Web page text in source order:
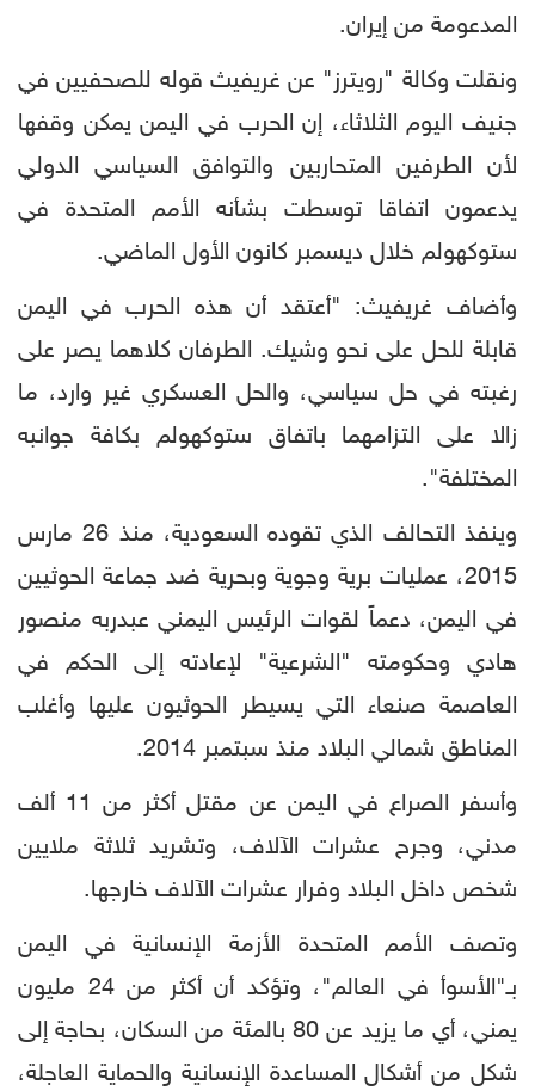
المدعومة من إيران.
ونقلت وكالة "رويترز" عن غريفيث قوله للصحفيين في
جنيف اليوم الثلاثاء، إن الحرب في اليمن يمكن وقفها
لأن الطرفين المتحاربين والتوافق السياسي الدولي
يدعمون اتفاقا توسطت بشأنه الأمم المتحدة في
ستوكهولم خلال ديسمبر كانون الأول الماضي.
وأضاف غريفيث: "أعتقد أن هذه الحرب في اليمن
قابلة للحل على نحو وشيك. الطرفان كلاهما يصر على
رغبته في حل سياسي، والحل العسكري غير وارد، ما
زالا على التزامهما باتفاق ستوكهولم بكافة جوانبه
المختلفة".
وينفذ التحالف الذي تقوده السعودية، منذ 26 مارس
2015، عمليات برية وجوية وبحرية ضد جماعة الحوثيين
في اليمن، دعماً لقوات الرئيس اليمني عبدربه منصور
هادي وحكومته "الشرعية" لإعادته إلى الحكم في
العاصمة صنعاء التي يسيطر الحوثيون عليها وأغلب
المناطق شمالي البلاد منذ سبتمبر 2014.
وأسفر الصراع في اليمن عن مقتل أكثر من 11 ألف
مدني، وجرح عشرات الآلاف، وتشريد ثلاثة ملايين
شخص داخل البلاد وفرار عشرات الآلاف خارجها.
وتصف الأمم المتحدة الأزمة الإنسانية في اليمن
بـ"الأسوأ في العالم"، وتؤكد أن أكثر من 24 مليون
يمني، أي ما يزيد عن 80 بالمئة من السكان، بحاجة إلى
شكل من أشكال المساعدة الإنسانية والحماية العاجلة،